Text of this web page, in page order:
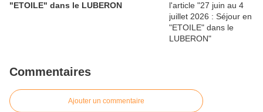
"ETOILE" dans le LUBERON
Commentaires
Ajouter un commentaire